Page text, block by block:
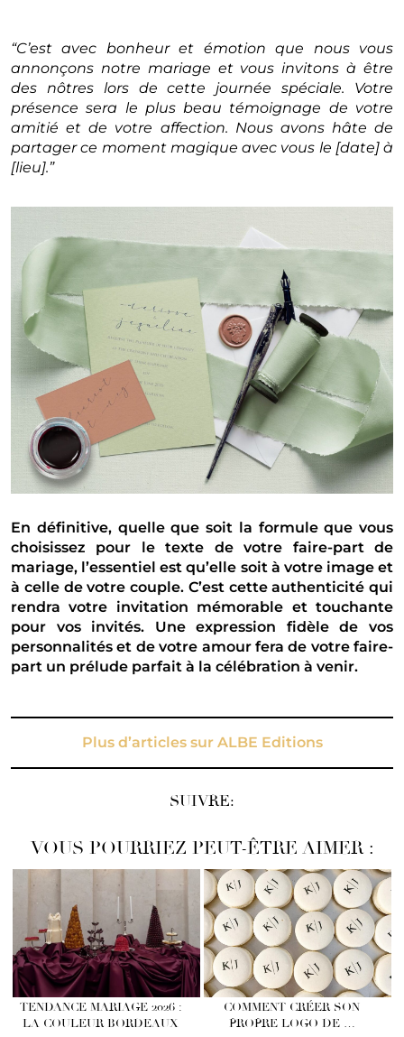
“C’est avec bonheur et émotion que nous vous
annonçons notre mariage et vous invitons à être
des nôtres lors de cette journée spéciale. Votre
présence sera le plus beau témoignage de votre
amitié et de votre affection. Nous avons hâte de
partager ce moment magique avec vous le [date] à
[lieu].”
En définitive, quelle que soit la formule que vous
choisissez pour le texte de votre faire-part de
mariage, l’essentiel est qu’elle soit à votre image et
à celle de votre couple. C’est cette authenticité qui
rendra votre invitation mémorable et touchante
pour vos invités. Une expression fidèle de vos
personnalités et de votre amour fera de votre faire-
part un prélude parfait à la célébration à venir.
Plus d’articles sur ALBE Editions
SUIVRE:
VOUS POURRIEZ PEUT-ÊTRE AIMER :
TENDANCE MARIAGE 2026 :
LA COULEUR BORDEAUX
COMMENT CRÉER SON
PROPRE LOGO DE …